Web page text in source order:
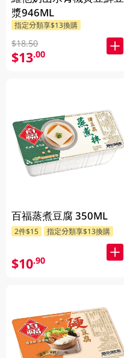
漿946ML
指定分類享$13換購
$18.50
$13.00
百福蒸煮豆腐 350ML
2件$15 指定分類享$13換購
$10.90